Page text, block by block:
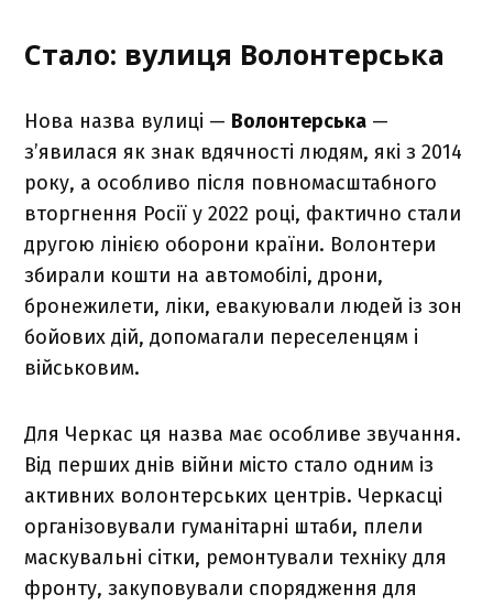
Стало: вулиця Волонтерська
Нова назва вулиці — Волонтерська —
з’явилася як знак вдячності людям, які з 2014
року, а особливо після повномасштабного
вторгнення Росії у 2022 році, фактично стали
другою лінією оборони країни. Волонтери
збирали кошти на автомобілі, дрони,
бронежилети, ліки, евакуювали людей із зон
бойових дій, допомагали переселенцям і
військовим.
Для Черкас ця назва має особливе звучання.
Від перших днів війни місто стало одним із
активних волонтерських центрів. Черкасці
організовували гуманітарні штаби, плели
маскувальні сітки, ремонтували техніку для
фронту, закуповували спорядження для